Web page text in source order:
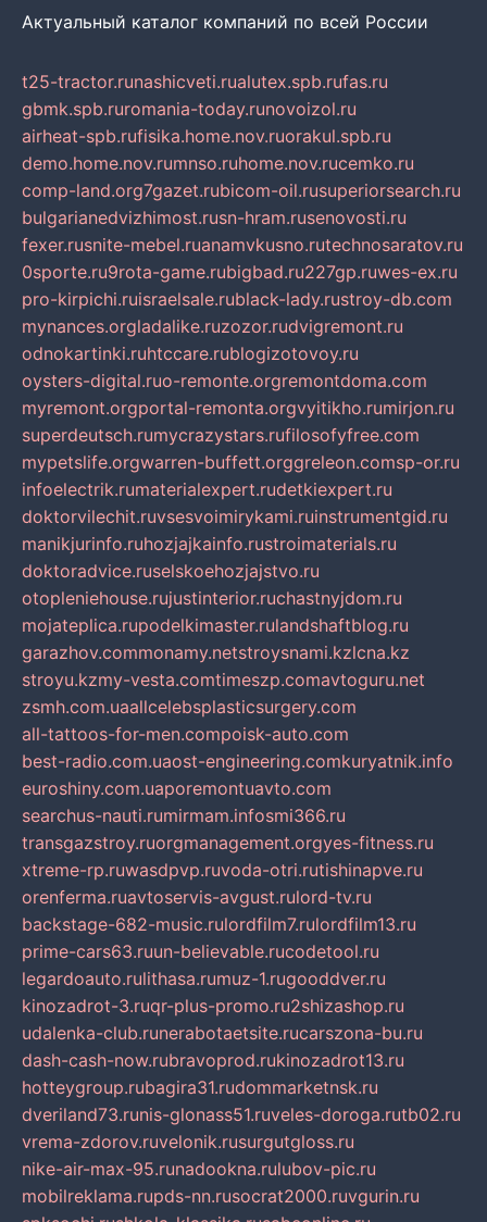
Актуальный каталог компаний по всей России
t25-tractor.runashicveti.rualutex.spb.rufas.ru
gbmk.spb.ruromania-today.runovoizol.ru
airheat-spb.rufisika.home.nov.ruorakul.spb.ru
demo.home.nov.rumnso.ruhome.nov.rucemko.ru
comp-land.org7gazet.rubicom-oil.rusuperiorsearch.ru
bulgarianedvizhimost.rusn-hram.rusenovosti.ru
fexer.rusnite-mebel.ruanamvkusno.rutechnosaratov.ru
0sporte.ru9rota-game.rubigbad.ru227gp.ruwes-ex.ru
pro-kirpichi.ruisraelsale.rublack-lady.rustroy-db.com
mynances.orgladalike.ruzozor.rudvigremont.ru
odnokartinki.ruhtccare.rublogizotovoy.ru
oysters-digital.ruo-remonte.orgremontdoma.com
myremont.orgportal-remonta.orgvyitikho.rumirjon.ru
superdeutsch.rumycrazystars.rufilosofyfree.com
mypetslife.orgwarren-buffett.orggreleon.comsp-or.ru
infoelectrik.rumaterialexpert.rudetkiexpert.ru
doktorvilechit.ruvsesvoimirykami.ruinstrumentgid.ru
manikjurinfo.ruhozjajkainfo.rustroimaterials.ru
doktoradvice.ruselskoehozjajstvo.ru
otopleniehouse.rujustinterior.ruchastnyjdom.ru
mojateplica.rupodelkimaster.rulandshaftblog.ru
garazhov.commonamy.netstroysnami.kzlcna.kz
stroyu.kzmy-vesta.comtimeszp.comavtoguru.net
zsmh.com.uaallcelebsplasticsurgery.com
all-tattoos-for-men.compoisk-auto.com
best-radio.com.uaost-engineering.comkuryatnik.info
euroshiny.com.uaporemontuavto.com
searchus-nauti.rumirmam.infosmi366.ru
transgazstroy.ruorgmanagement.orgyes-fitness.ru
xtreme-rp.ruwasdpvp.ruvoda-otri.rutishinapve.ru
orenferma.ruavtoservis-avgust.rulord-tv.ru
backstage-682-music.rulordfilm7.rulordfilm13.ru
prime-cars63.ruun-believable.rucodetool.ru
legardoauto.rulithasa.rumuz-1.rugooddver.ru
kinozadrot-3.ruqr-plus-promo.ru2shizashop.ru
udalenka-club.runerabotaetsite.rucarszona-bu.ru
dash-cash-now.rubravoprod.rukinozadrot13.ru
hotteygroup.rubagira31.rudommarketnsk.ru
dveriland73.runis-glonass51.ruveles-doroga.rutb02.ru
vrema-zdorov.ruvelonik.rusurgutgloss.ru
nike-air-max-95.runadookna.rulubov-pic.ru
mobilreklama.rupds-nn.rusocrat2000.ruvgurin.ru